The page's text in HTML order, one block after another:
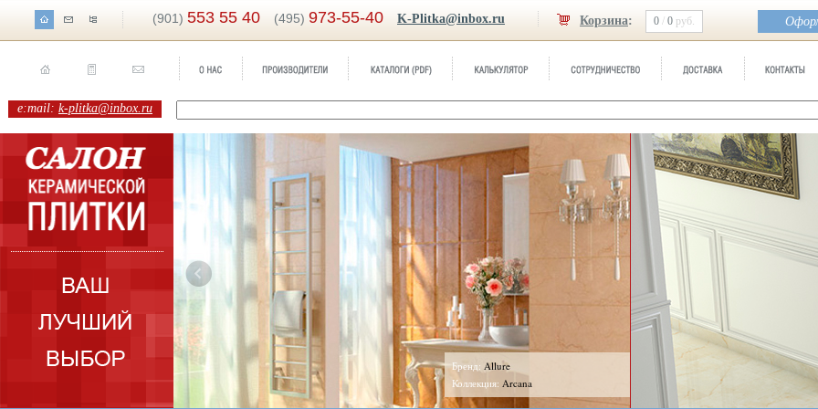
(901) 553 55 40 (495) 973-55-40 K-Plitka@inbox.ru Корзина: 0 / 0 руб.
e:mail: k-plitka@inbox.ru
Бренд:Allure
Коллекция: Arcana